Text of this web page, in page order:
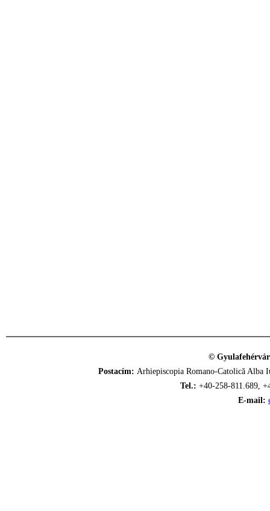
©
Postacím: Arhiepiscopia Romano-Catolică
Tel.: +40-258-811.689,
E-mail: